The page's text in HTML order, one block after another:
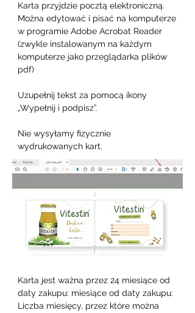
Karta przyjdzie pocztą elektroniczną.
Można edytować i pisać na komputerze
w programie Adobe Acrobat Reader
(zwykle instalowanym na każdym
komputerze jako przeglądarka plików
pdf)
Uzupełnij tekst za pomocą ikony
„Wypełnij i podpisz”.
Nie wysyłamy fizycznie
wydrukowanych kart.
Karta jest ważna przez 24 miesiące od
daty zakupu: miesiące od daty zakupu:
Liczba miesięcy, przez które można